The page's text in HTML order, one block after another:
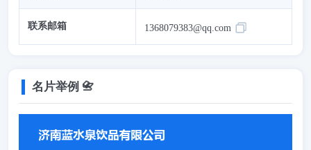
联系邮箱 1368079383@qq.com
名片举例 📇